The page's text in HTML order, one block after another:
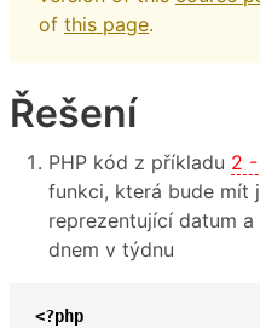
of this page.
Řešení
PHP kód z příkladu 2
funkci, která bude mít
reprezentující datum
dnem v týdnu
<?php